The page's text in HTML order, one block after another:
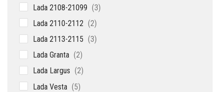
Lada 2108-21099 33
Lada 2110-2112 22
Lada 2113-2115 33
Lada Granta 22
Lada Largus 22
Lada Vesta 55